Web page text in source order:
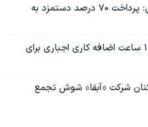
طرح مرکز پژوهش‌های مجلس: پرداخت ۷۰ درصد دستمزد به
مصائب بی‌پایان پرستاران؛ ۱۳۰ ساعت اضافه کاری اجباری برای
شرکت «آبفا» شوش تجمع